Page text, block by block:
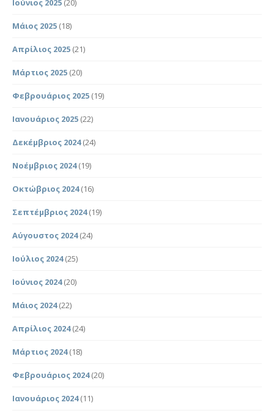
Ιούνιος 2025 (20)
Μάιος 2025 (18)
Απρίλιος 2025 (21)
Μάρτιος 2025 (20)
Φεβρουάριος 2025 (19)
Ιανουάριος 2025 (22)
Δεκέμβριος 2024(24)
Νοέμβριος 2024(19)
Οκτώβριος 2024(16)
Σεπτέμβριος 2024(19)
Αύγουστος 2024(24)
Ιούλιος 2024(25)
Ιούνιος 2024(20)
Μάιος 2024(22)
Απρίλιος 2024(24)
Μάρτιος 2024(18)
Φεβρουάριος 2024(20)
Ιανουάριος 2024(11)